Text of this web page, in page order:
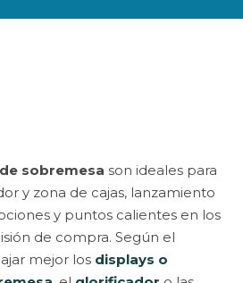
sobremesa son ideales para
y zona de cajas, lanzamiento
y puntos calientes en los
de compra. Según el
mejor los displays o